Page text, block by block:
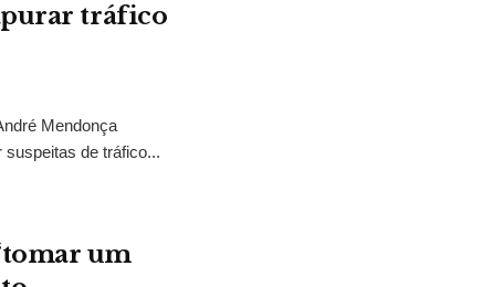
tráfico
Mendonça
suspeitas de tráfico...
um